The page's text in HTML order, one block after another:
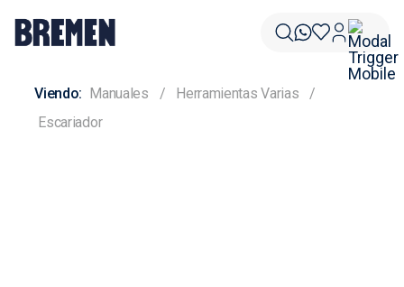
Manuales
Herramientas Varias
Escariador